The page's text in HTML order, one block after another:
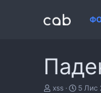
А
xss
Д
5 Лис